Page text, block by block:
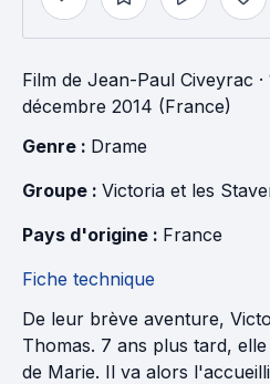
Film de Jean-Paul Civeyrac
décembre 2014 (France)
Genre : Drame
Groupe : Victoria et les
Pays d'origine : France
Fiche technique
De leur brève aventure,
Thomas. 7 ans plus tard,
de Marie. Il va alors